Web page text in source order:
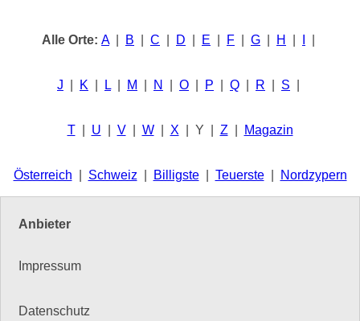
Alle Orte: A| B C D E F G H
J K L| M N O P Q R S
T| U V| W| X | Y | Z| Magazin
Österreich Schweiz| Billigste| Teuerste| Nordzypern
Anbieter
Impressum
Datenschutz